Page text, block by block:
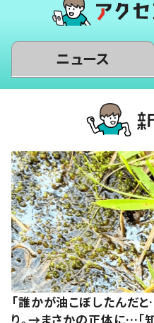
ニュース
「誰かが油こぼしたんだ
り。→まさかの正体に…「知